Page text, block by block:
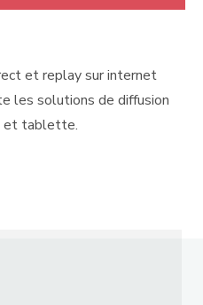
et replay sur internet
les solutions de diffusion
et tablette.